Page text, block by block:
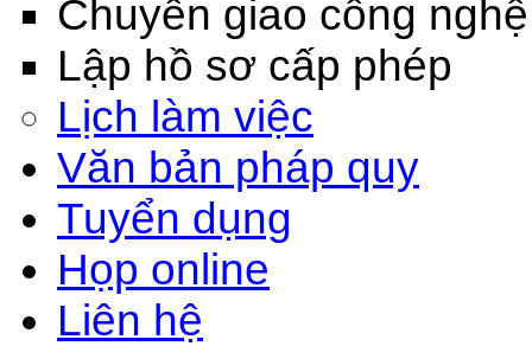
Chuyển giao công nghệ
Lập hồ sơ cấp phép
Lịch làm việc
Văn bản pháp quy
Tuyển dụng
Họp online
Liên hệ